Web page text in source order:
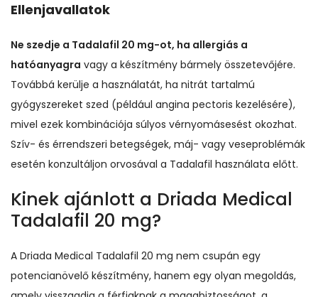
Ellenjavallatok
Ne szedje a Tadalafil 20 mg-ot, ha allergiás a
hatóanyagra vagy a készítmény bármely összetevőjére.
Továbbá kerülje a használatát, ha nitrát tartalmú
gyógyszereket szed (például angina pectoris kezelésére),
mivel ezek kombinációja súlyos vérnyomásesést okozhat.
Szív- és érrendszeri betegségek, máj- vagy veseproblémák
esetén konzultáljon orvosával a Tadalafil használata előtt.
Kinek ajánlott a Driada Medical
Tadalafil 20 mg?
A Driada Medical Tadalafil 20 mg nem csupán egy
potencianövelő készítmény, hanem egy olyan megoldás,